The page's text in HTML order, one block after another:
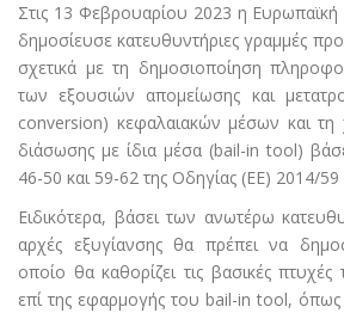
Στις 13 Φεβρουαρίου 2023 η
δημοσίευσε κατευθυντήριες γραμμές
σχετικά με τη δημοσιοποίηση
των εξουσιών απομείωσης και
conversion) κεφαλαιακών μέσων και τη
διάσωσης με ίδια μέσα (bail-in tool)
46-50 και 59-62 της Οδηγίας (ΕΕ) 2014/59
Ειδικότερα, βάσει των ανωτέρω
αρχές εξυγίανσης θα πρέπει να
οποίο θα καθορίζει τις βασικές
επί της εφαρμογής του bail-in tool, όπως